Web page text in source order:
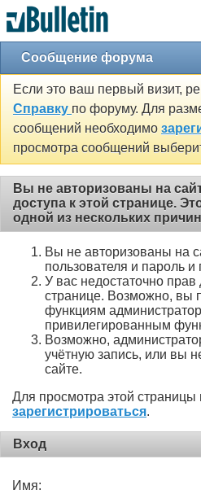
Сообщение форума
Если это ваш первый визит,
Справку по форуму. Для
сообщений необходимо
просмотра сообщений
Вы не авторизованы на
доступа к этой странице.
одной из нескольких
Вы не авторизованы на
пользователя и пароль
У вас недостаточно
странице. Возможно, вы
функциям
привилегированным
Возможно,
учётную запись, или вы
сайте.
Для просмотра этой страницы
зарегистрироваться.
Вход
Имя: